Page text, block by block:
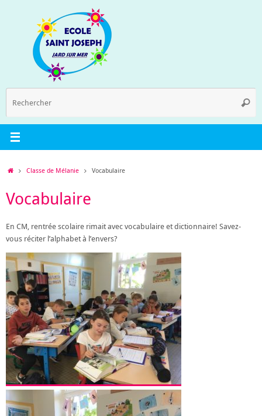
AccueilClasse de Mélanie Vocabulaire
Vocabulaire
En CM, rentrée scolaire rimait avec vocabulaire et dictionnaire! Savez-
vous réciter l’alphabet à l’envers?